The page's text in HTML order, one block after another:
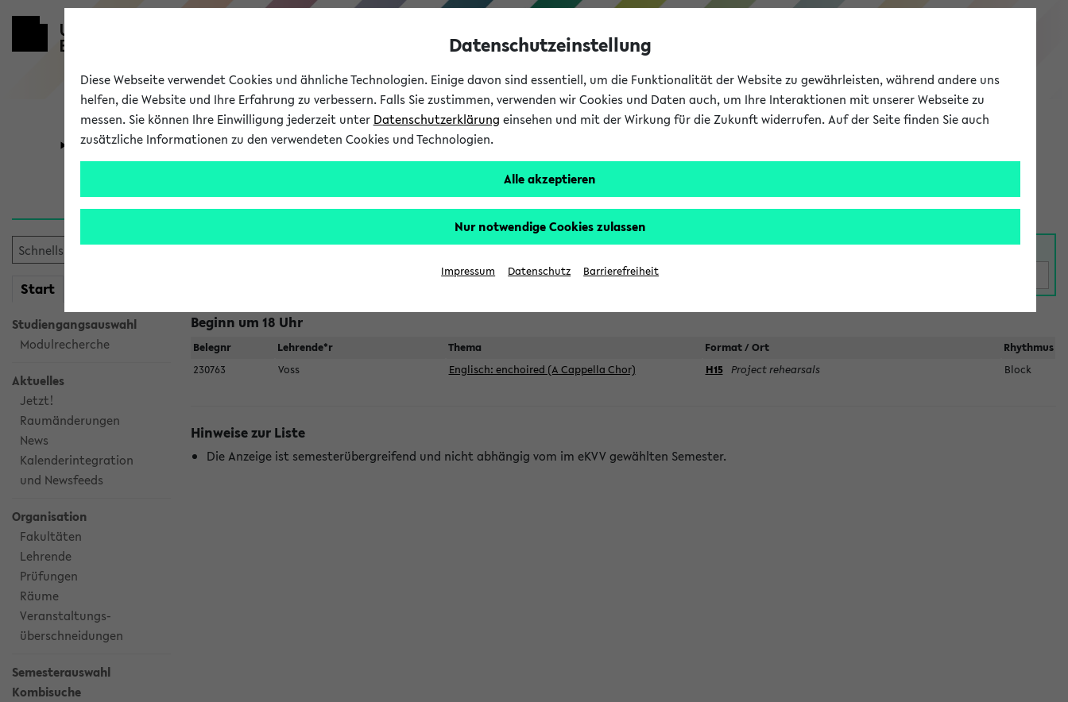
eKVV
Universität Forschung Studium
Start
Studiengangsauswahl
Modulrecherche
Aktuelles
Jetzt!
Raumänderungen
News
Kalenderintegration
und Newsfeeds
Organisation
Fakultäten
Lehrende
Prüfungen
Räume
Veranstaltungs-
überschneidungen
Semesterauswahl
Kombisuche
Jetzt und in Kürze stattfindende Veranstaltungen
Suche:
Beginn um 18 Uhr
Belegnr Lehrende*r Thema Format / Ort
Rhythmus
230763
Voss Englisch: enchoired (A Cappella Chor) H15 Project rehearsals Block
Hinweise zur Liste
Die Anzeige ist semesterübergreifend und nicht abhängig vom im eKVV gewählten Semester.
Datenschutzeinstellung
Diese Webseite verwendet Cookies und ähnliche Technologien. Einige davon sind essentiell, um die Funktionalität der Website zu gewährleisten, während andere uns
helfen, die Website und Ihre Erfahrung zu verbessern. Falls Sie zustimmen, verwenden wir Cookies und Daten auch, um Ihre Interaktionen mit unserer Webseite zu
messen. Sie können Ihre Einwilligung jederzeit unter Datenschutzerklärung einsehen und mit der Wirkung für die Zukunft widerrufen. Auf der Seite finden Sie auch
zusätzliche Informationen zu den verwendeten Cookies und Technologien.
Alle akzeptieren
Nur notwendige Cookies zulassen
Impressum Datenschutz Barrierefreiheit